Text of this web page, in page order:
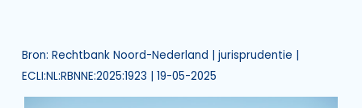
Bron: Rechtbank Noord-Nederland | jurisprudentie |
ECLI:NL:RBNNE:2025:1923 | 19-05-2025